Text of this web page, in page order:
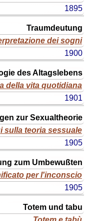
1895
Traumdeutung
dei sogni
1900
des Altagslebens
della vita quotidiana
1901
zur Sexualtheorie
sulla teoria sessuale
1905
zum Umbewußten
per l'inconscio
1905
Totem und tabu